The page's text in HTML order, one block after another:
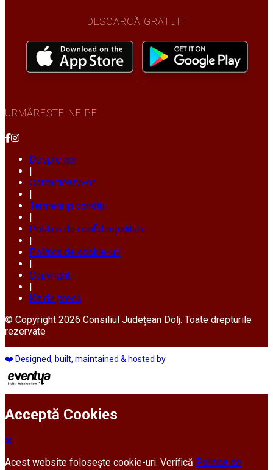
DESCARCĂ GRATUIT
URMĂREȘTE-NE PE
Despre noi
|
Contactează-ne
|
Termeni și condiții
|
Politica de confidențialitate
|
Politica de cookie-uri
|
Copyright
|
Kit de presă
© Copyright 2026 Consiliul Județean Dolj. Toate drepturile
rezervate
❤️ Designed, built, maintained & hosted by
Acceptă Cookies
Acest website folosește cookie-uri. Verifică Politica de